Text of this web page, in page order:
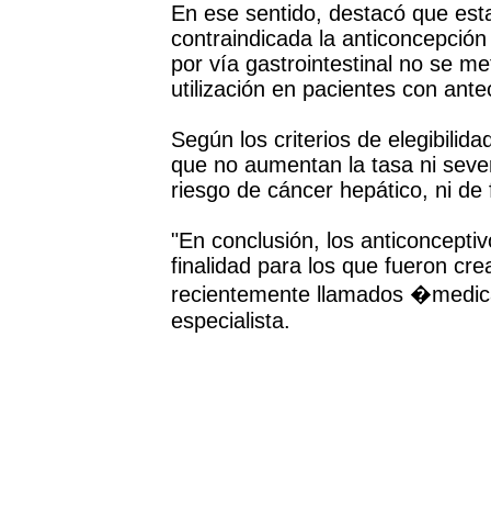
En ese sentido, destacó que
contraindicada la
por vía gastrointestinal no se
utilización en pacientes con
Según los criterios de
que no aumentan la tasa ni
riesgo de cáncer hepático, ni de
"En conclusión, los
finalidad para los que fueron
recientemente llamados
especialista.